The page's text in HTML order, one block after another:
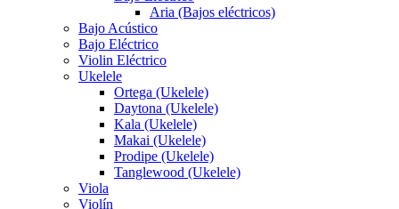
Aria (Bajos eléctricos)
Bajo Acústico
Bajo Eléctrico
Violin Eléctrico
Ukelele
Ortega (Ukelele)
Daytona (Ukelele)
Kala (Ukelele)
Makai (Ukelele)
Prodipe (Ukelele)
Tanglewood (Ukelele)
Viola
Violín